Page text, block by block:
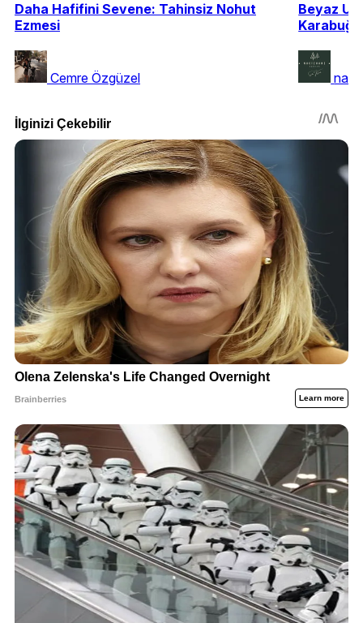
Daha Hafifini Sevene: Tahinsiz Nohut
Ezmesi
Cemre Özgüzel
Beyaz